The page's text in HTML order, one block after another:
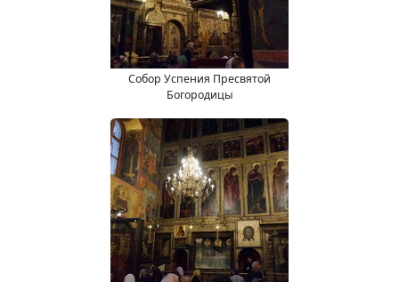
Собор Успения Пресвятой
Богородицы